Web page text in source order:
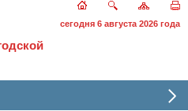
сегодня 6 августа 2026 года